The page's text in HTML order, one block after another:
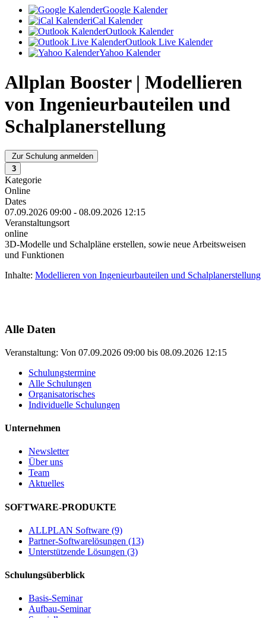
Google Kalender
iCal Kalender
Outlook Kalender
Outlook Live Kalender
Yahoo Kalender
Allplan Booster | Modellieren
von Ingenieurbauteilen und
Schalplanerstellung
Zur Schulung anmelden
3
Kategorie
Online
Dates
07.09.2026 09:00 - 08.09.2026 12:15
Veranstaltungsort
online
3D-Modelle und Schalpläne erstellen, sowie neue Arbeitsweisen
und Funktionen
Inhalte: Modellieren von Ingenieurbauteilen und Schalplanerstellung
Alle Daten
Veranstaltung: Von 07.09.2026 09:00 bis 08.09.2026 12:15
Schulungstermine
Alle Schulungen
Organisatorisches
Individuelle Schulungen
Unternehmen
Newsletter
Über uns
Team
Aktuelles
SOFTWARE-PRODUKTE
ALLPLAN Software (9)
Partner-Softwarelösungen (13)
Unterstützende Lösungen (3)
Schulungsüberblick
Basis-Seminar
Aufbau-Seminar